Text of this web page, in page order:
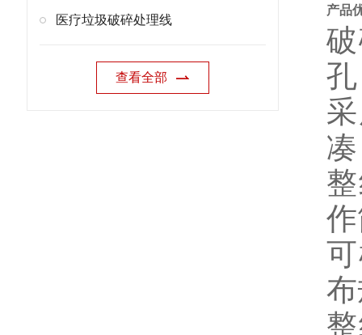
医疗垃圾破碎处理线
查看全部
产品